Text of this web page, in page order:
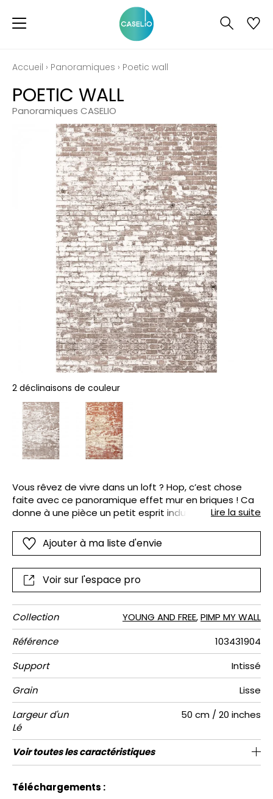
Accueil › Panoramiques › Poetic wall
POETIC WALL
Panoramiques CASELIO
2 déclinaisons de couleur
Vous rêvez de vivre dans un loft ? Hop, c’est chose
faite avec ce panoramique effet mur en briques ! Ca
donne à une pièce un petit esprit industriel, à choisir
réussi !
Lire la suite
Ajouter à ma liste d'envie
Voir sur l'espace pro
Collection YOUNG AND FREE,PIMP MY WALL
Référence
103431904
Support
Intissé
Grain
Lisse
Largeur d'un
Lé
50 cm / 20 inches
Hauteur 280 cm / 110 inches
Largeur
Totale
200 cm / 79 inches
Raccord Raccord droit
Nombre de
lés
4
Poids g/m² 147
Entretien Lavable
Pose colle Encollage du mur
Dépose Arrachage à sec
Norme COV A+
ASTME84 Class A
Norme
euroclass
B s1 d0
Voir toutes les caractéristiques
Téléchargements :